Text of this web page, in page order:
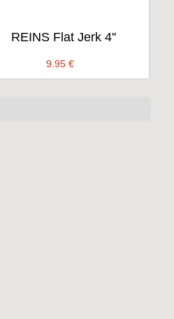
REINS Flat Jerk 4''
9.95 €